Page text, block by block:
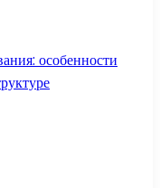
особенности